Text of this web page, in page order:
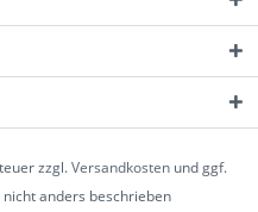
zzgl.Versandkosten und ggf.
anders beschrieben